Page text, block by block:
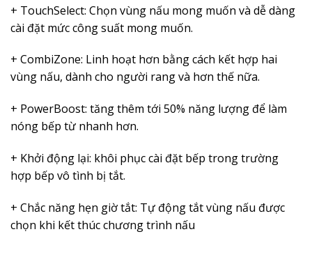
+ TouchSelect: Chọn vùng nấu mong muốn và dễ dàng
cài đặt mức công suất mong muốn.
+ CombiZone: Linh hoạt hơn bằng cách kết hợp hai
vùng nấu, dành cho người rang và hơn thế nữa.
+ PowerBoost: tăng thêm tới 50% năng lượng để làm
nóng bếp từ nhanh hơn.
+ Khởi động lại: khôi phục cài đặt bếp trong trường
hợp bếp vô tình bị tắt.
+ Chắc năng hẹn giờ tắt: Tự động tắt vùng nấu được
chọn khi kết thúc chương trình nấu